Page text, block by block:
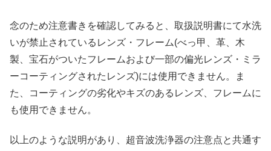
念のため注意書きを確認してみると、取扱説明書にて水洗
いが禁止されているレンズ・フレーム(べっ甲、革、木
製、宝石がついたフレームおよび一部の偏光レンズ・ミラ
ーコーティングされたレンズ)には使用できません。ま
た、コーティングの劣化やキズのあるレンズ、フレームに
も使用できません。
以上のような説明があり、超音波洗浄器の注意点と共通す